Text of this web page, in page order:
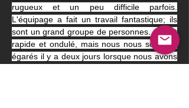
rugueux et un peu difficile parfois.
L'équipage a fait un travail fantastique; ils
sont un grand groupe de personnes. C'était
rapide et ondulé, mais nous nous sommes
égarés il y a deux jours lorsque nous avons